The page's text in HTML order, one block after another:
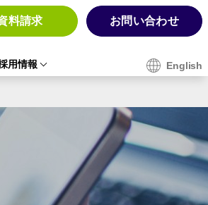
料請求 お問い合わせ
English
用情報